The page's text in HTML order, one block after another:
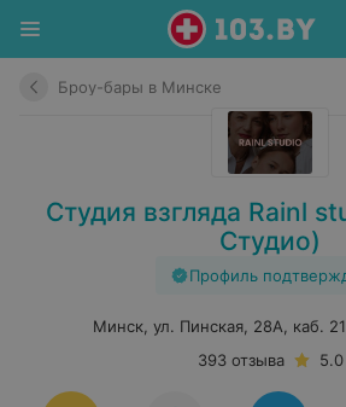
Броу-бары в Минске
Студия взгляда Rainl
Студио)
Профиль
Минск, ул. Пинская, 28А, каб.
393 отзыва
5.0